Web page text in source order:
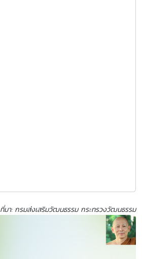
ที่มา: กรมส่งเสริมวัฒนธรรม กระทรวงวัฒนธรรม